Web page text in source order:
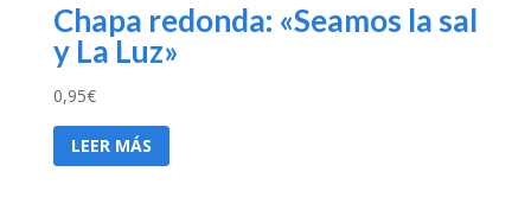
Chapa redonda: «Seamos la sal
y La Luz»
0,95€
LEER MÁS